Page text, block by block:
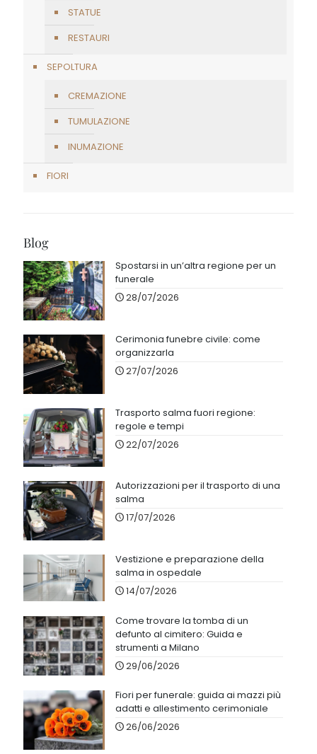
STATUE
RESTAURI
SEPOLTURA
CREMAZIONE
TUMULAZIONE
INUMAZIONE
FIORI
Blog
Spostarsi in un’altra regione per un
funerale
28/07/2026
Cerimonia funebre civile: come
organizzarla
27/07/2026
Trasporto salma fuori regione:
regole e tempi
22/07/2026
Autorizzazioni per il trasporto di una
salma
17/07/2026
Vestizione e preparazione della
salma in ospedale
14/07/2026
Come trovare la tomba di un
defunto al cimitero: Guida e
strumenti a Milano
29/06/2026
Fiori per funerale: guida ai mazzi più
adatti e allestimento cerimoniale
26/06/2026